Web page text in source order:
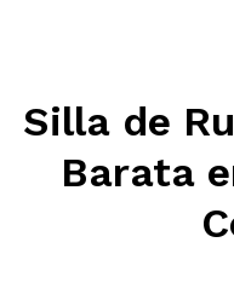
Silla de
Barata